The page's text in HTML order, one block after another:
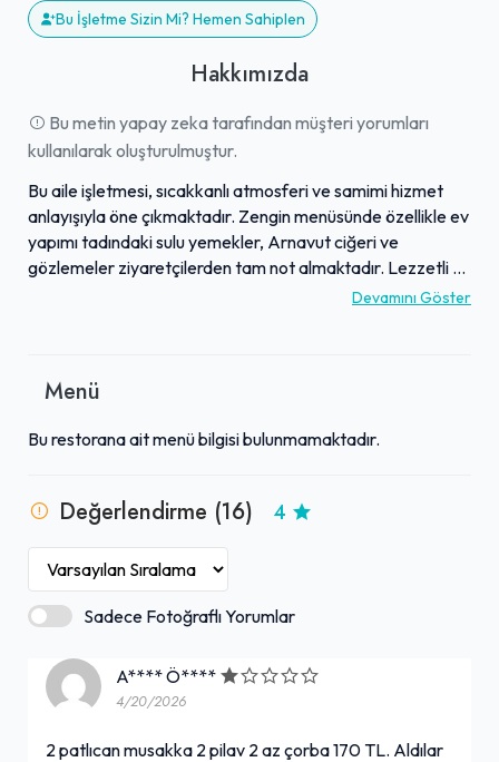
Bu İşletme Sizin Mi? Hemen Sahiplen
Hakkımızda
Bu metin yapay zeka tarafından müşteri yorumları
kullanılarak oluşturulmuştur.
Bu aile işletmesi, sıcakkanlı atmosferi ve samimi hizmet
anlayışıyla öne çıkmaktadır. Zengin menüsünde özellikle ev
yapımı tadındaki sulu yemekler, Arnavut ciğeri ve
gözlemeler ziyaretçilerden tam not almaktadır. Lezzetli ve
çeşitli yemekler sunan mekan, aynı zamanda hızlı ve ilgili
yüzlü çalışanlarıyla misafirlerine güvenilir ve keyifli bir
Devamını Göster
Menü
Bu restorana ait menü bilgisi bulunmamaktadır.
Değerlendirme (16) 4
Sadece Fotoğraflı Yorumlar
A**** Ö****
4/20/2026
2 patlıcan musakka 2 pilav 2 az çorba 170 TL. Aldılar